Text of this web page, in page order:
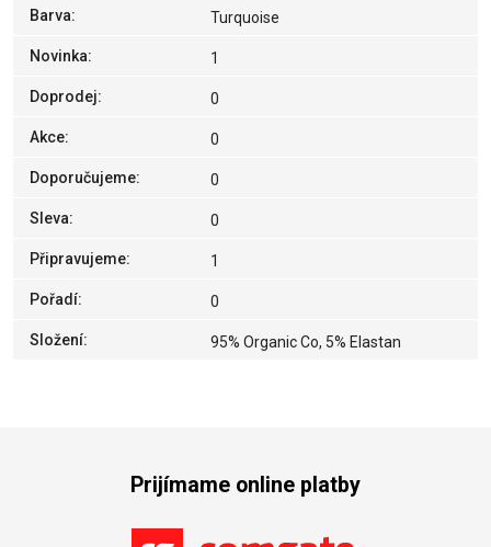
Barva: Turquoise
Novinka: 1
Doprodej: 0
Akce: 0
Doporučujeme: 0
Sleva: 0
Připravujeme: 1
Pořadí: 0
Složení: 95% Organic Co, 5% Elastan
Prijímame online platby